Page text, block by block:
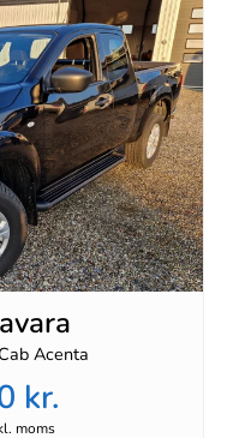
Acenta
kr.
moms